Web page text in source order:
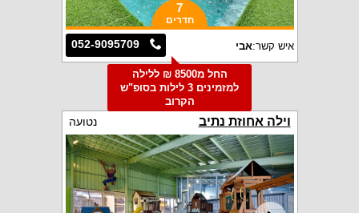
7
חדרים
052-9095709 איש קשר:אבי
החל מ8500 ₪ ללילה
למזמינים 3 לילות בסופ"ש
הקרוב
וילה אחוזת נתיב נטועה